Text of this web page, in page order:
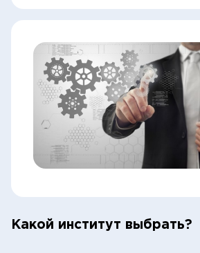
Какой институт выбрать?